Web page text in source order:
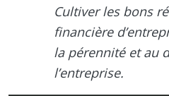
Cultiver les bons
financière
la pérennité et au
l’entreprise.